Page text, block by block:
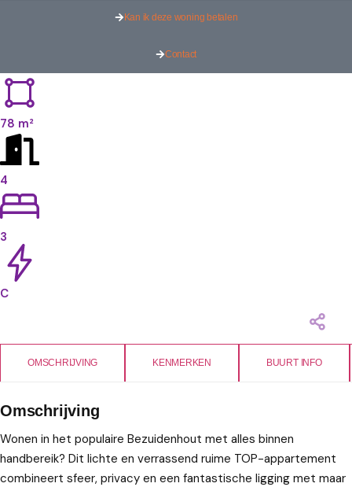
Kan ik deze woning betalen
Contact
78 m²
4
3
C
OMSCHRIJVING KENMERKEN BUURT INFO
Omschrijving
Wonen in het populaire Bezuidenhout met alles binnen
handbereik? Dit lichte en verrassend ruime TOP-appartement
combineert sfeer, privacy en een fantastische ligging met maar